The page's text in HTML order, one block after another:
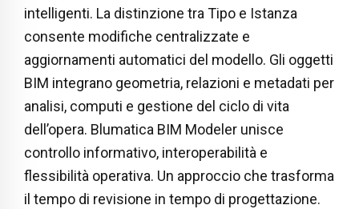
intelligenti. La distinzione tra Tipo e Istanza
consente modifiche centralizzate e
aggiornamenti automatici del modello. Gli oggetti
BIM integrano geometria, relazioni e metadati per
analisi, computi e gestione del ciclo di vita
dell’opera. Blumatica BIM Modeler unisce
controllo informativo, interoperabilità e
flessibilità operativa. Un approccio che trasforma
il tempo di revisione in tempo di progettazione.